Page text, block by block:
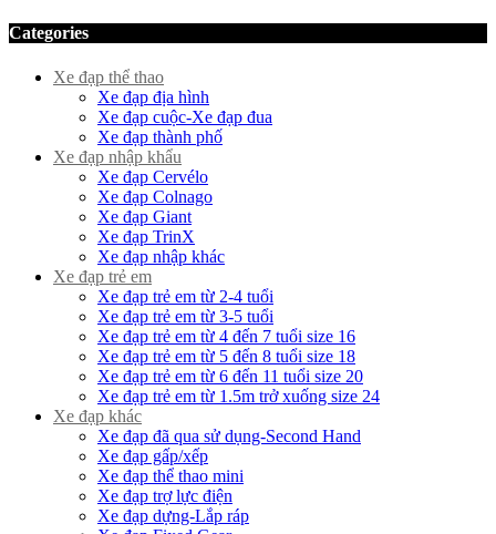
Categories
Xe đạp thể thao
Xe đạp địa hình
Xe đạp cuộc-Xe đạp đua
Xe đạp thành phố
Xe đạp nhập khẩu
Xe đạp Cervélo
Xe đạp Colnago
Xe đạp Giant
Xe đạp TrinX
Xe đạp nhập khác
Xe đạp trẻ em
Xe đạp trẻ em từ 2-4 tuổi
Xe đạp trẻ em từ 3-5 tuổi
Xe đạp trẻ em từ 4 đến 7 tuổi size 16
Xe đạp trẻ em từ 5 đến 8 tuổi size 18
Xe đạp trẻ em từ 6 đến 11 tuổi size 20
Xe đạp trẻ em từ 1.5m trở xuống size 24
Xe đạp khác
Xe đạp đã qua sử dụng-Second Hand
Xe đạp gấp/xếp
Xe đạp thể thao mini
Xe đạp trợ lực điện
Xe đạp dựng-Lắp ráp